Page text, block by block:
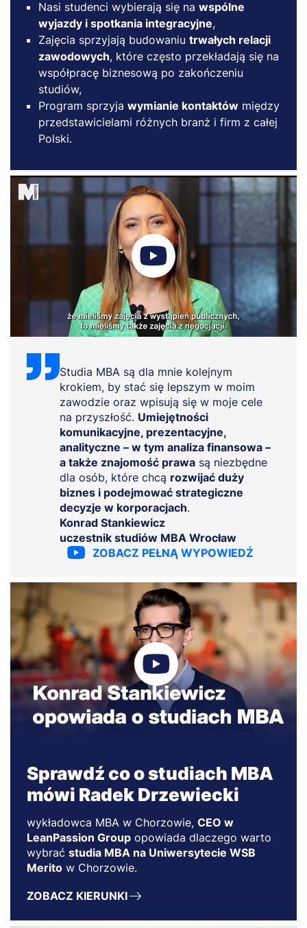
Nasi studenci wybierają się na wspólne
wyjazdy i spotkania integracyjne,
Zajęcia sprzyjają budowaniu trwałych relacji
zawodowych, które często przekładają się na
współpracę biznesową po zakończeniu
studiów,
Program sprzyja wymianie kontaktów między
przedstawicielami różnych branż i firm z całej
Polski.
Studia MBA są dla mnie kolejnym
krokiem, by stać się lepszym w moim
zawodzie oraz wpisują się w moje cele
na przyszłość. Umiejętności
komunikacyjne, prezentacyjne,
analityczne – w tym analiza finansowa –
a także znajomość prawa są niezbędne
dla osób, które chcą rozwijać duży
biznes i podejmować strategiczne
decyzje w korporacjach.
Konrad Stankiewicz
uczestnik studiów MBA Wrocław
ZOBACZ PEŁNĄ WYPOWIEDŹ
Sprawdź co o studiach MBA
mówi Radek Drzewiecki
wykładowca MBA w Chorzowie, CEO w
LeanPassion Group opowiada dlaczego warto
wybrać studia MBA na Uniwersytecie WSB
Merito w Chorzowie.
ZOBACZ KIERUNKI